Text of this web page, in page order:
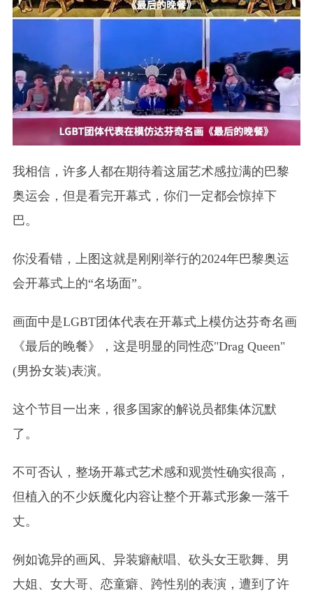
我相信，许多人都在期待着这届艺术感拉满的巴黎
奥运会，但是看完开幕式，你们一定都会惊掉下
巴。
你没看错，上图这就是刚刚举行的2024年巴黎奥运
会开幕式上的“名场面”。
画面中是LGBT团体代表在开幕式上模仿达芬奇名画
《最后的晚餐》，这是明显的同性恋"Drag Queen"
(男扮女装)表演。
这个节目一出来，很多国家的解说员都集体沉默
了。
不可否认，整场开幕式艺术感和观赏性确实很高，
但植入的不少妖魔化内容让整个开幕式形象一落千
丈。
例如诡异的画风、异装癖献唱、砍头女王歌舞、男
大姐、女大哥、恋童癖、跨性别的表演，遭到了许